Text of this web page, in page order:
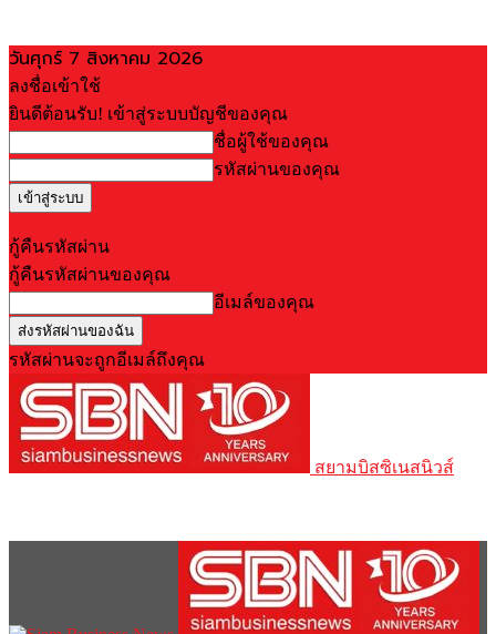
วันศุกร์ 7 สิงหาคม 2026
ลงชื่อเข้าใช้
ยินดีต้อนรับ! เข้าสู่ระบบบัญชีของคุณ
ชื่อผู้ใช้ของคุณ
รหัสผ่านของคุณ
กู้คืนรหัสผ่าน
กู้คืนรหัสผ่านของคุณ
อีเมล์ของคุณ
รหัสผ่านจะถูกอีเมล์ถึงคุณ
สยามบิสซิเนสนิวส์